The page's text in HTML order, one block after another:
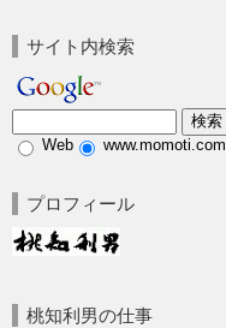
サイト内検索
Web www.momoti.com
プロフィール
桃知利男の仕事